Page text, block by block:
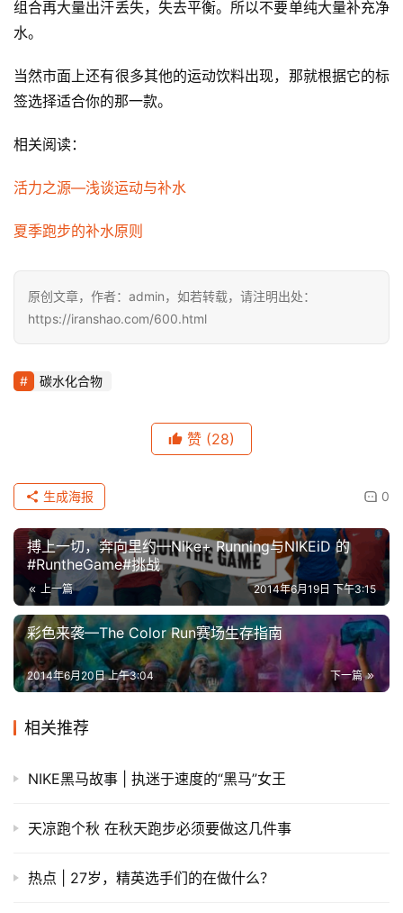
组合再大量出汗丢失，失去平衡。所以不要单纯大量补充净
水。
当然市面上还有很多其他的运动饮料出现，那就根据它的标
签选择适合你的那一款。
相关阅读：
活力之源—浅谈运动与补水
夏季跑步的补水原则
原创文章，作者：admin，如若转载，请注明出处：
https://iranshao.com/600.html
碳水化合物
赞 (28)
0
生成海报
搏上一切，奔向里约—Nike+ Running与NIKEiD 的
#RuntheGame#挑战
上一篇 2014年6月19日 下午3:15
彩色来袭—The Color Run赛场生存指南
下一篇
2014年6月20日 上午3:04
相关推荐
NIKE黑马故事 | 执迷于速度的“黑马”女王
天凉跑个秋 在秋天跑步必须要做这几件事
热点 | 27岁，精英选手们的在做什么？